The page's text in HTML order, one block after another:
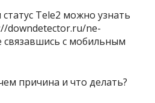
Tele2 можно узнать
downdetector.ru/ne-
связавшись с мобильным